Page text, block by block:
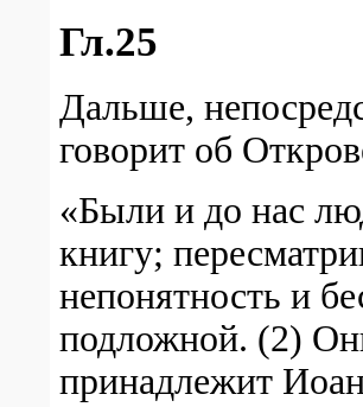
Гл.25
Дальше,
говорит об
«Были и до нас
книгу;
непонятность и
подложной. (2)
принадлежит